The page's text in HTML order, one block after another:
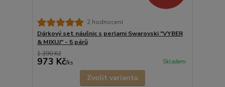
2 hodnocení
Dárkový set náušnic s perlami Swarovski "VYBER
& MIXUJ" - 5 párů
1 390 Kč
973 Kč/ks Skladem
Zvolit variantu